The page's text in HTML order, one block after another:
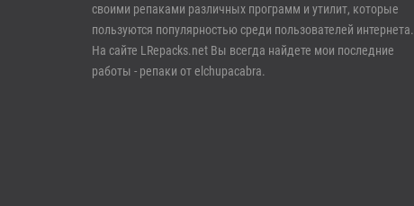
Регистрация
Забыли пароль?
своими репаками различных программ и утилит, которые
пользуются популярностью среди пользователей интернета.
На сайте LRepacks.net Вы всегда найдете мои последние
работы - репаки от elchupacabra.